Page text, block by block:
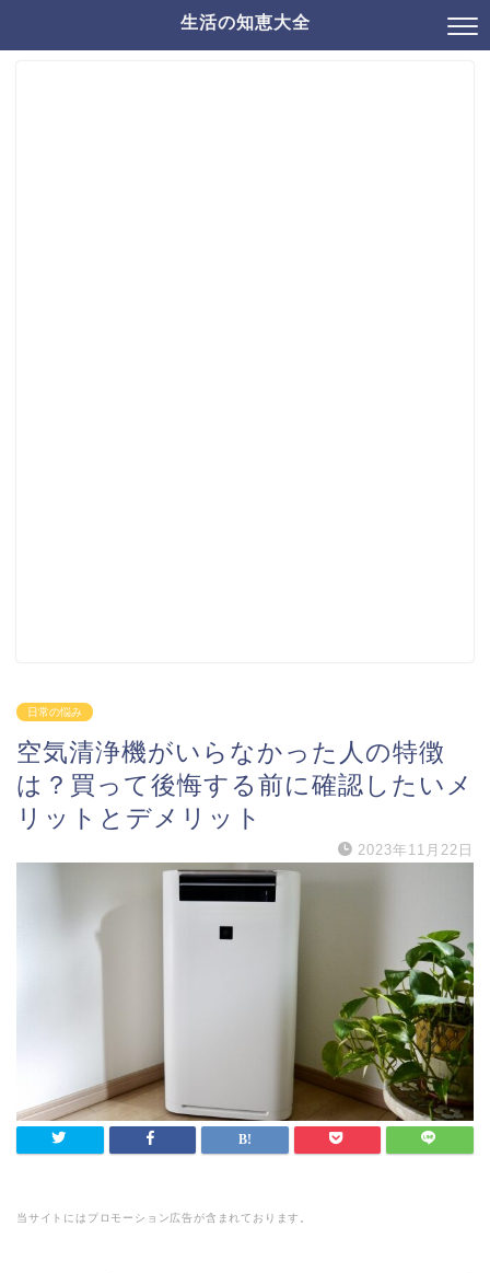
生活の知恵大全
日常の悩み
空気清浄機がいらなかった人の特徴
は？買って後悔する前に確認したいメ
リットとデメリット
2023年11月22日
当サイトにはプロモーション広告が含まれております。